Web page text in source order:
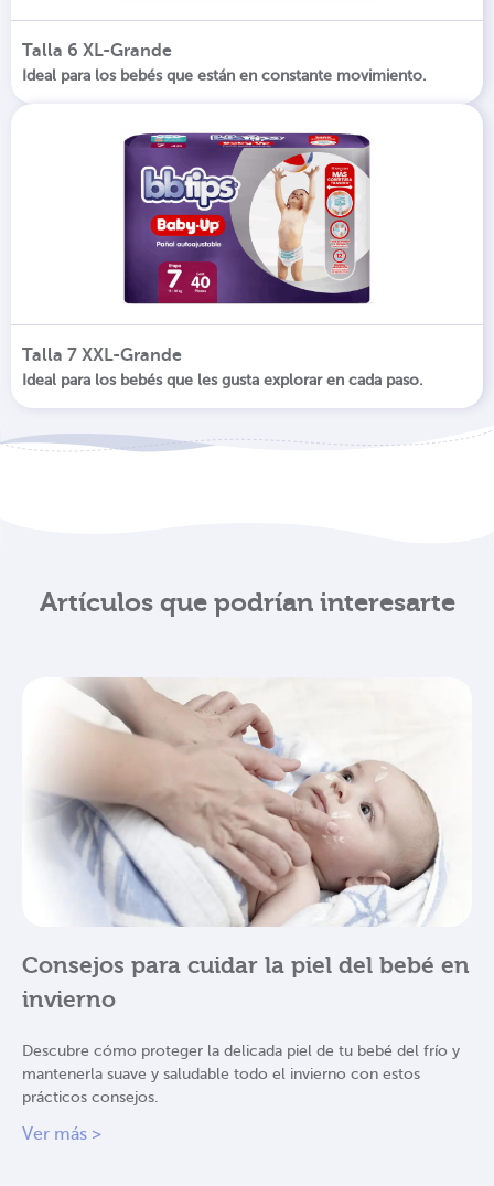
Talla 6 XL-Grande
Ideal para los bebés que están en constante movimiento.
Talla 7 XXL-Grande
Ideal para los bebés que les gusta explorar en cada paso.
Artículos que podrían interesarte
Consejos para cuidar la piel del bebé en
invierno
Descubre cómo proteger la delicada piel de tu bebé del frío y
mantenerla suave y saludable todo el invierno con estos
prácticos consejos.
Ver más >